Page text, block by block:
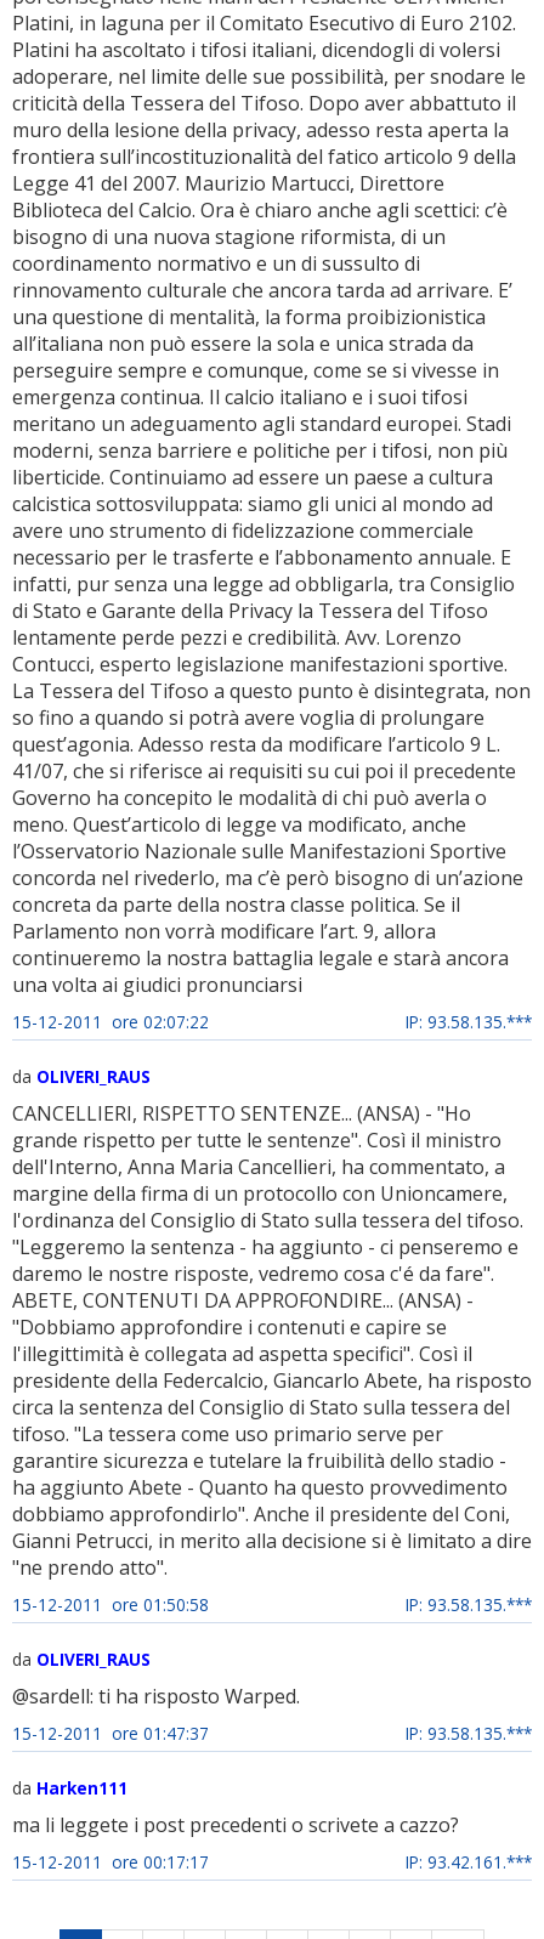
Platini, in laguna per il Comitato Esecutivo di Euro 2102.
Platini ha ascoltato i tifosi italiani, dicendogli di volersi
adoperare, nel limite delle sue possibilità, per snodare le
criticità della Tessera del Tifoso. Dopo aver abbattuto il
muro della lesione della privacy, adesso resta aperta la
frontiera sull’incostituzionalità del fatico articolo 9 della
Legge 41 del 2007. Maurizio Martucci, Direttore
Biblioteca del Calcio. Ora è chiaro anche agli scettici: c’è
bisogno di una nuova stagione riformista, di un
coordinamento normativo e un di sussulto di
rinnovamento culturale che ancora tarda ad arrivare. E’
una questione di mentalità, la forma proibizionistica
all’italiana non può essere la sola e unica strada da
perseguire sempre e comunque, come se si vivesse in
emergenza continua. Il calcio italiano e i suoi tifosi
meritano un adeguamento agli standard europei. Stadi
moderni, senza barriere e politiche per i tifosi, non più
liberticide. Continuiamo ad essere un paese a cultura
calcistica sottosviluppata: siamo gli unici al mondo ad
avere uno strumento di fidelizzazione commerciale
necessario per le trasferte e l’abbonamento annuale. E
infatti, pur senza una legge ad obbligarla, tra Consiglio
di Stato e Garante della Privacy la Tessera del Tifoso
lentamente perde pezzi e credibilità. Avv. Lorenzo
Contucci, esperto legislazione manifestazioni sportive.
La Tessera del Tifoso a questo punto è disintegrata, non
so fino a quando si potrà avere voglia di prolungare
quest’agonia. Adesso resta da modificare l’articolo 9 L.
41/07, che si riferisce ai requisiti su cui poi il precedente
Governo ha concepito le modalità di chi può averla o
meno. Quest’articolo di legge va modificato, anche
l’Osservatorio Nazionale sulle Manifestazioni Sportive
concorda nel rivederlo, ma c’è però bisogno di un’azione
concreta da parte della nostra classe politica. Se il
Parlamento non vorrà modificare l’art. 9, allora
continueremo la nostra battaglia legale e starà ancora
una volta ai giudici pronunciarsi
15-12-2011 ore 02:07:22 IP: 93.58.135.***
da OLIVERI_RAUS
CANCELLIERI, RISPETTO SENTENZE... (ANSA) - "Ho
grande rispetto per tutte le sentenze". Così il ministro
dell'Interno, Anna Maria Cancellieri, ha commentato, a
margine della firma di un protocollo con Unioncamere,
l'ordinanza del Consiglio di Stato sulla tessera del tifoso.
"Leggeremo la sentenza - ha aggiunto - ci penseremo e
daremo le nostre risposte, vedremo cosa c'é da fare".
ABETE, CONTENUTI DA APPROFONDIRE... (ANSA) -
"Dobbiamo approfondire i contenuti e capire se
l'illegittimità è collegata ad aspetta specifici". Così il
presidente della Federcalcio, Giancarlo Abete, ha risposto
circa la sentenza del Consiglio di Stato sulla tessera del
tifoso. "La tessera come uso primario serve per
garantire sicurezza e tutelare la fruibilità dello stadio -
ha aggiunto Abete - Quanto ha questo provvedimento
dobbiamo approfondirlo". Anche il presidente del Coni,
Gianni Petrucci, in merito alla decisione si è limitato a dire
"ne prendo atto".
15-12-2011 ore 01:50:58 IP: 93.58.135.***
da OLIVERI_RAUS
@sardell: ti ha risposto Warped.
15-12-2011 ore 01:47:37 IP: 93.58.135.***
da Harken111
ma li leggete i post precedenti o scrivete a cazzo?
15-12-2011 ore 00:17:17 IP: 93.42.161.***